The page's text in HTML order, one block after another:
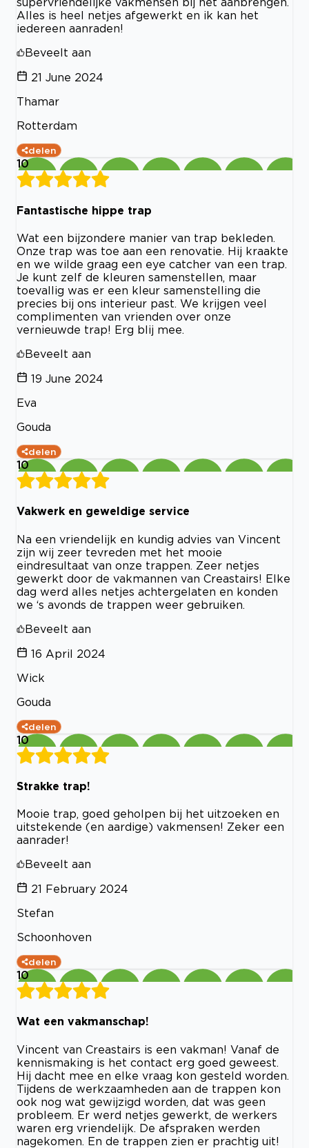
Alles is heel netjes afgewerkt en ik kan het
iedereen aanraden!
Beveelt aan
21 June 2024
Thamar
Rotterdam
delen
10
Fantastische hippe trap
Wat een bijzondere manier van trap bekleden.
Onze trap was toe aan een renovatie. Hij kraakte
en we wilde graag een eye catcher van een trap.
Je kunt zelf de kleuren samenstellen, maar
toevallig was er een kleur samenstelling die
precies bij ons interieur past. We krijgen veel
complimenten van vrienden over onze
vernieuwde trap! Erg blij mee.
Beveelt aan
19 June 2024
Eva
Gouda
delen
10
Vakwerk en geweldige service
Na een vriendelijk en kundig advies van Vincent
zijn wij zeer tevreden met het mooie
eindresultaat van onze trappen. Zeer netjes
gewerkt door de vakmannen van Creastairs! Elke
dag werd alles netjes achtergelaten en konden
we ‘s avonds de trappen weer gebruiken.
Beveelt aan
16 April 2024
Wick
Gouda
delen
10
Strakke trap!
Mooie trap, goed geholpen bij het uitzoeken en
uitstekende (en aardige) vakmensen! Zeker een
aanrader!
Beveelt aan
21 February 2024
Stefan
Schoonhoven
delen
10
Wat een vakmanschap!
Vincent van Creastairs is een vakman! Vanaf de
kennismaking is het contact erg goed geweest.
Hij dacht mee en elke vraag kon gesteld worden.
Tijdens de werkzaamheden aan de trappen kon
ook nog wat gewijzigd worden, dat was geen
probleem. Er werd netjes gewerkt, de werkers
waren erg vriendelijk. De afspraken werden
nagekomen. En de trappen zien er prachtig uit!